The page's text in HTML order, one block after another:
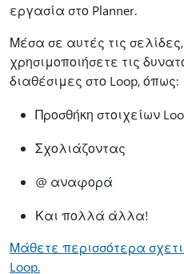
εργασία στο Planner.
Μέσα σε αυτές τις
χρησιμοποιήσετε τις
διαθέσιμες στο Loop, όπως:
Προσθήκη στοιχείων
Σχολιάζοντας
@ αναφορά
Και πολλά άλλα!
Μάθετε περισσότερα
Loop.